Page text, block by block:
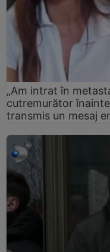
„Am intrat în
cutremurător
transmis un mesaj